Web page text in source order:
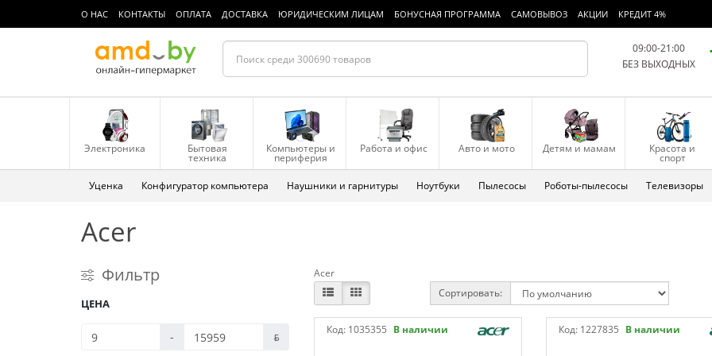
О НАС КОНТАКТЫ ОПЛАТА ДОСТАВКА ЮРИДИЧЕСКИМ ЛИЦАМ БОНУСНАЯ ПРОГРАММА САМОВЫВОЗ АКЦИИ КРЕДИТ 4%
09:00-21:00
БЕЗ ВЫХОДНЫХ
Электроника Бытовая
техника
Компьютеры и
периферия
Работа и офис Авто и мото Детям и мамам Красота и
спорт
Уценка Конфигуратор компьютера Наушники и гарнитуры Ноутбуки Пылесосы Роботы-пылесосы Телевизоры
Acer
Фильтр
ЦЕНА
- ƃ
Acer
Сортировать:
Код: 1035355 В наличии Код: 1227835 В наличии